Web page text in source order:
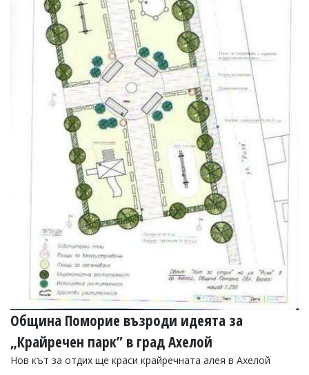
Община Поморие възроди идеята за
„Крайречен парк” в град Ахелой
Нов кът за отдих ще краси крайречната алея в Ахелой